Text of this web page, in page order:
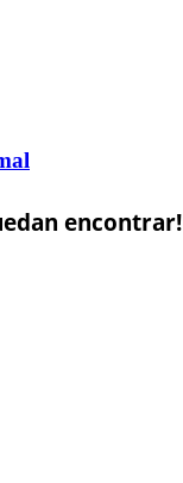
encontrar!